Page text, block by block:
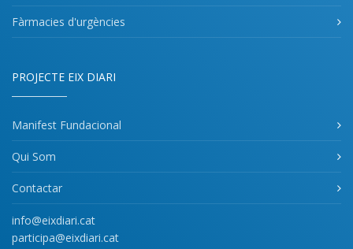
Fàrmacies d'urgències
PROJECTE EIX DIARI
Manifest Fundacional
Qui Som
Contactar
info@eixdiari.cat
participa@eixdiari.cat